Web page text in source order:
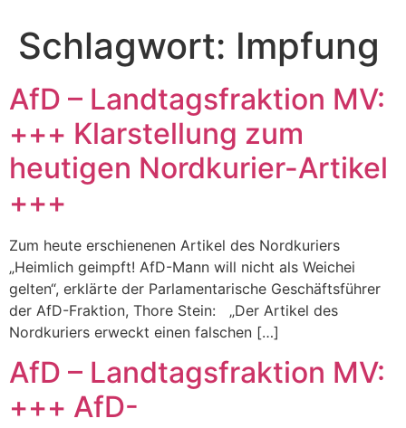
Schlagwort: Impfung
AfD – Landtagsfraktion MV:
+++ Klarstellung zum
heutigen Nordkurier-Artikel
+++
Zum heute erschienenen Artikel des Nordkuriers
„Heimlich geimpft! AfD-Mann will nicht als Weichei
gelten“, erklärte der Parlamentarische Geschäftsführer
der AfD-Fraktion, Thore Stein: „Der Artikel des
Nordkuriers erweckt einen falschen […]
AfD – Landtagsfraktion MV:
+++ AfD-